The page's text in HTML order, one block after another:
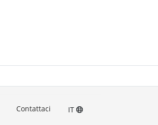
Contattaci IT